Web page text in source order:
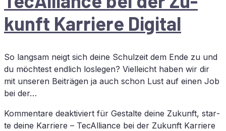
kunft Kar­rie­re Digital
So langsam neigt sich deine Schulzeit dem Ende zu und
du möchtest endlich loslegen? Vielleicht haben wir dir
mit unseren Beiträgen ja auch schon Lust auf einen Job
bei der…
Kommentare deaktiviert für Ge­stal­te dei­ne Zu­kunft, star­
te dei­ne Kar­rie­re – TecAlliance bei der Zu­kunft Kar­rie­re